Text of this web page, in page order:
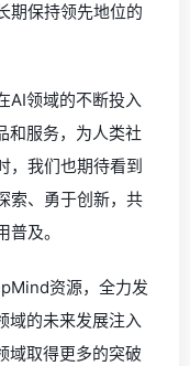
期保持领先地位的
AI领域的不断投入
和服务，为人类社
，我们也期待看到
索、勇于创新，共
及。
资源，全力发
域的未来发展注入
域取得更多的突破